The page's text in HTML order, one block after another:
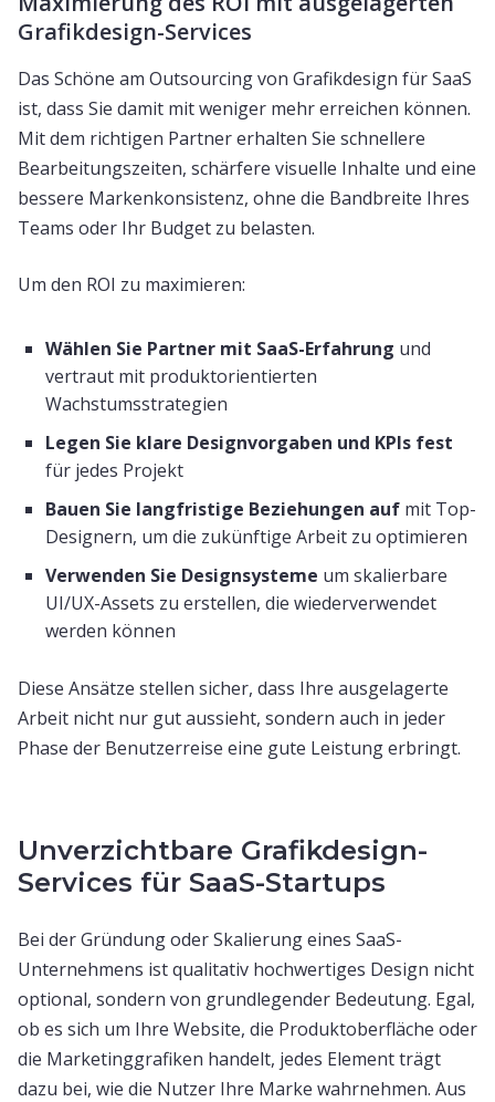
Grafikdesign-Services
Das Schöne am Outsourcing von Grafikdesign für SaaS
ist, dass Sie damit mit weniger mehr erreichen können.
Mit dem richtigen Partner erhalten Sie schnellere
Bearbeitungszeiten, schärfere visuelle Inhalte und eine
bessere Markenkonsistenz, ohne die Bandbreite Ihres
Teams oder Ihr Budget zu belasten.
Um den ROI zu maximieren:
Wählen Sie Partner mit SaaS-Erfahrung und
vertraut mit produktorientierten
Wachstumsstrategien
Legen Sie klare Designvorgaben und KPIs fest
für jedes Projekt
Bauen Sie langfristige Beziehungen auf mit Top-
Designern, um die zukünftige Arbeit zu optimieren
Verwenden Sie Designsysteme um skalierbare
UI/UX-Assets zu erstellen, die wiederverwendet
werden können
Diese Ansätze stellen sicher, dass Ihre ausgelagerte
Arbeit nicht nur gut aussieht, sondern auch in jeder
Phase der Benutzerreise eine gute Leistung erbringt.
Unverzichtbare Grafikdesign-
Services für SaaS-Startups
Bei der Gründung oder Skalierung eines SaaS-
Unternehmens ist qualitativ hochwertiges Design nicht
optional, sondern von grundlegender Bedeutung. Egal,
ob es sich um Ihre Website, die Produktoberfläche oder
die Marketinggrafiken handelt, jedes Element trägt
dazu bei, wie die Nutzer Ihre Marke wahrnehmen. Aus